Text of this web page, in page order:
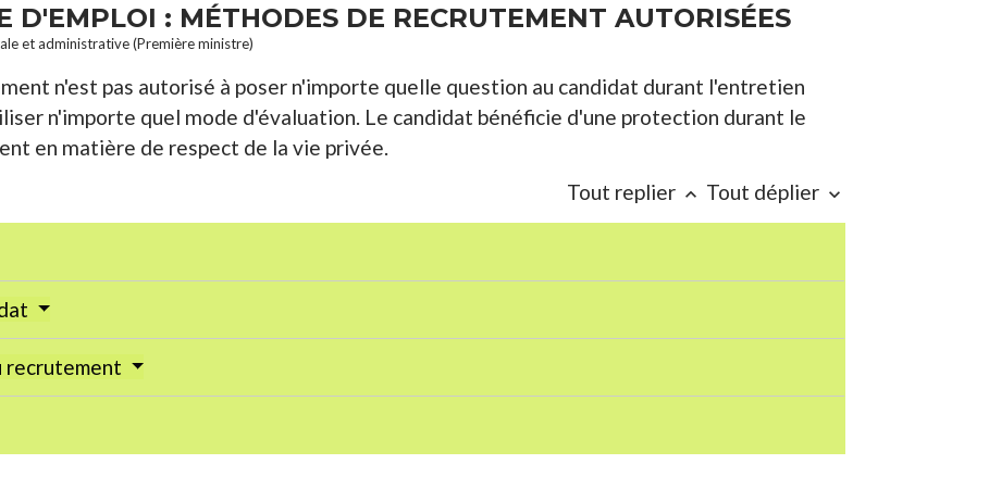
D'EMPLOI : MÉTHODES DE RECRUTEMENT AUTORISÉES
et administrative (Première ministre)
n'est pas autorisé à poser n'importe quelle question au candidat durant l'entretien
n'importe quel mode d'évaluation. Le candidat bénéficie d'une protection durant le
en matière de respect de la vie privée.
Tout replier keyboard_arrow_up Tout déplier keyboard_arrow_down
recrutement